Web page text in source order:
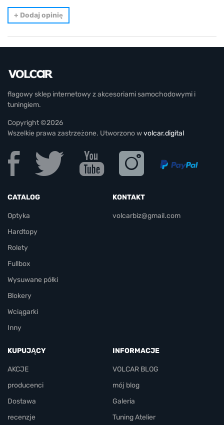
+ Dodaj opinię
flagowy sklep internetowy z akcesoriami samochodowymi i
tuningiem.
Copyright ©2026
Wszelkie prawa zastrzeżone. Utworzono wvolcar.digital
CATALOG
Optyka
Hardtopy
Rolety
Fullbox
Wysuwane półki
Blokery
Wciągarki
Inny
KONTAKT
volcarbiz@gmail.com
KUPUJĄCY
AKCJE
producenci
Dostawa
recenzje
INFORMACJE
VOLCAR BLOG
mój blog
Galeria
Tuning Atelier